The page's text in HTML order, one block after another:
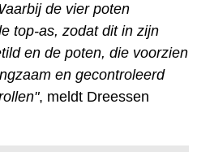
de vier poten
top-as, zodat dit in zijn
en de poten, die voorzien
en gecontroleerd
, meldt Dreessen